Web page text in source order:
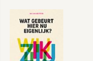
5. Filmfragmenten per
5.1 Spanningsveld 1:
5.2 Spanningsveld 2:
5.3 Spanningsveld 3:
governance 99